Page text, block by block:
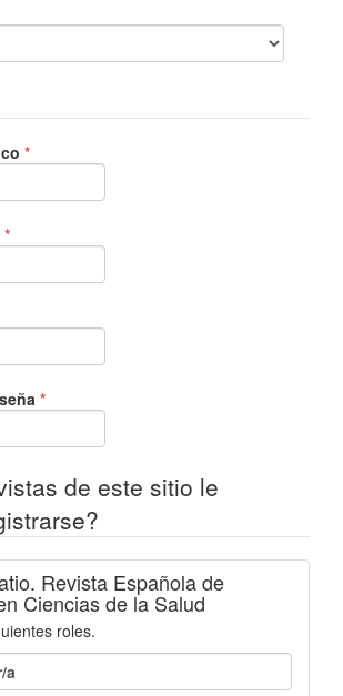
*Obligatorio
*Obligatorio
*Obligatorio
de este sitio le
Revista Española de
Ciencias de la Salud
roles.
a